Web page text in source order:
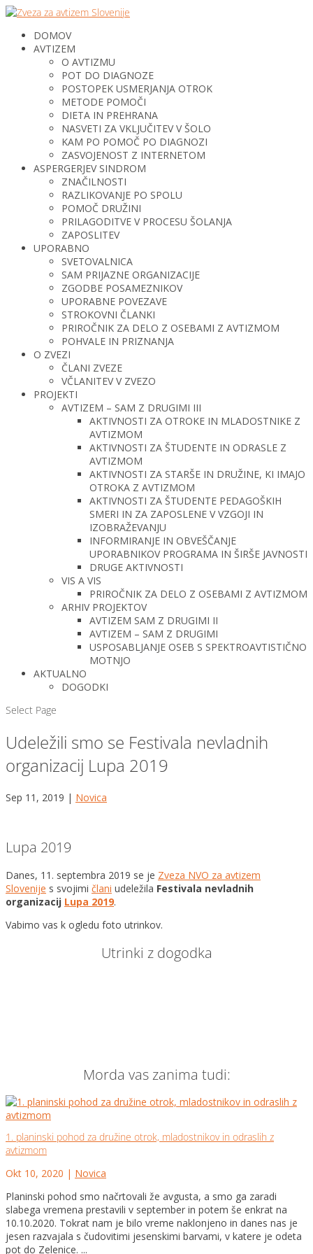
DOMOV
AVTIZEM
O AVTIZMU
POT DO DIAGNOZE
POSTOPEK USMERJANJA OTROK
METODE POMOČI
DIETA IN PREHRANA
NASVETI ZA VKLJUČITEV V ŠOLO
KAM PO POMOČ PO DIAGNOZI
ZASVOJENOST Z INTERNETOM
ASPERGERJEV SINDROM
ZNAČILNOSTI
RAZLIKOVANJE PO SPOLU
POMOČ DRUŽINI
PRILAGODITVE V PROCESU ŠOLANJA
ZAPOSLITEV
UPORABNO
SVETOVALNICA
SAM PRIJAZNE ORGANIZACIJE
ZGODBE POSAMEZNIKOV
UPORABNE POVEZAVE
STROKOVNI ČLANKI
PRIROČNIK ZA DELO Z OSEBAMI Z AVTIZMOM
POHVALE IN PRIZNANJA
O ZVEZI
ČLANI ZVEZE
VČLANITEV V ZVEZO
PROJEKTI
AVTIZEM – SAM Z DRUGIMI III
AKTIVNOSTI ZA OTROKE IN MLADOSTNIKE Z
AVTIZMOM
AKTIVNOSTI ZA ŠTUDENTE IN ODRASLE Z
AVTIZMOM
AKTIVNOSTI ZA STARŠE IN DRUŽINE, KI IMAJO
OTROKA Z AVTIZMOM
AKTIVNOSTI ZA ŠTUDENTE PEDAGOŠKIH
SMERI IN ZA ZAPOSLENE V VZGOJI IN
IZOBRAŽEVANJU
INFORMIRANJE IN OBVEŠČANJE
UPORABNIKOV PROGRAMA IN ŠIRŠE JAVNOSTI
DRUGE AKTIVNOSTI
VIS A VIS
PRIROČNIK ZA DELO Z OSEBAMI Z AVTIZMOM
ARHIV PROJEKTOV
AVTIZEM SAM Z DRUGIMI II
AVTIZEM – SAM Z DRUGIMI
USPOSABLJANJE OSEB S SPEKTROAVTISTIČNO
MOTNJO
AKTUALNO
DOGODKI
Select Page
Udeležili smo se Festivala nevladnih
organizacij Lupa 2019
Sep 11, 2019 | Novica
Lupa 2019
Danes, 11. septembra 2019 se je Zveza NVO za avtizem
Slovenije s svojimi člani udeležila Festivala nevladnih
organizacij Lupa 2019.
Vabimo vas k ogledu foto utrinkov.
Utrinki z dogodka
Morda vas zanima tudi:
1. planinski pohod za družine otrok, mladostnikov in odraslih z
avtizmom
Okt 10, 2020 | Novica
Planinski pohod smo načrtovali že avgusta, a smo ga zaradi
slabega vremena prestavili v september in potem še enkrat na
10.10.2020. Tokrat nam je bilo vreme naklonjeno in danes nas je
jesen razvajala s čudovitimi jesenskimi barvami, v katere je odeta
pot do Zelenice. ...